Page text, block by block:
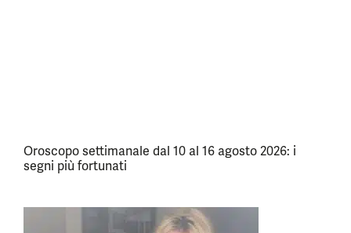
Oroscopo settimanale dal 10 al 16 agosto 2026: i
segni più fortunati